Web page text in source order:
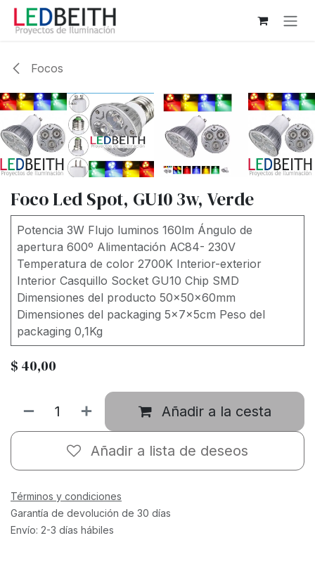
Ir al contenido
Focos
Foco Led Spot, GU10 3w, Verde
Potencia 3W Flujo luminos 160lm Ángulo de
apertura 600º Alimentación AC84- 230V
Temperatura de color 2700K Interior-exterior
Interior Casquillo Socket GU10 Chip SMD
Dimensiones del producto 50x50x60mm
Dimensiones del packaging 5x7x5cm Peso del
packaging 0,1Kg
$ 40,00
Añadir a la cesta
Añadir a lista de deseos
Términos y condiciones
Garantía de devolución de 30 días
Envío: 2-3 días hábiles